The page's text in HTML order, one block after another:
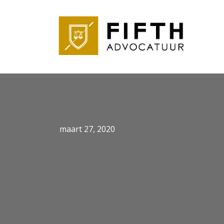
maart 27, 2020